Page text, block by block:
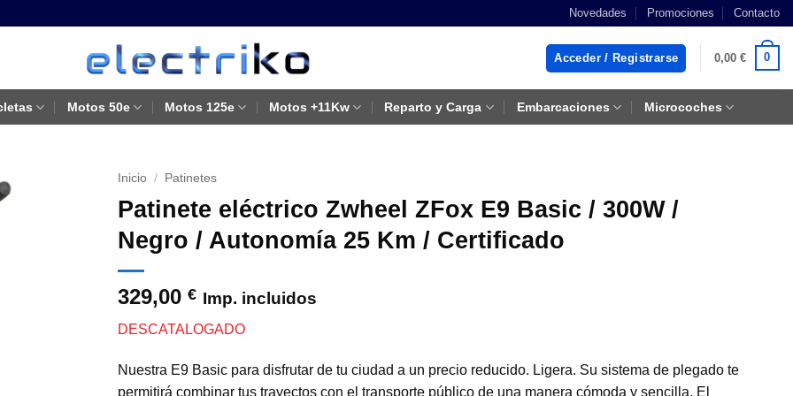
Novedades Promociones Contacto
Acceder / Registrarse 0,00 € 0
Motos 50e Motos 125e Motos +11Kw Reparto y Carga Embarcaciones Microcoches
Inicio / Patinetes
Patinete eléctrico Zwheel ZFox E9 Basic / 300W /
Negro / Autonomía 25 Km / Certificado
329,00€ Imp. incluidos
DESCATALOGADO
Nuestra E9 Basic para disfrutar de tu ciudad a un precio reducido. Ligera. Su sistema de plegado te
permitirá combinar tus trayectos con el transporte público de una manera cómoda y sencilla. El